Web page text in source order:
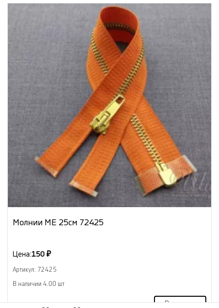
Молнии МЕ 25см 72425
Цена:150 ₽
Артикул: 72425
В наличии 4.00 шт
В корзину